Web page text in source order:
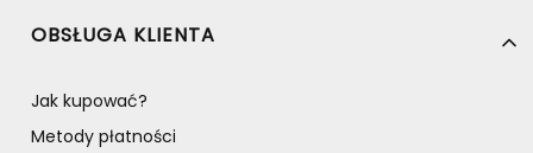
Linki w stopce
OBSŁUGA KLIENTA
Jak kupować?
Metody płatności